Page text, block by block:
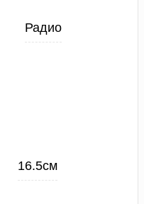
Радио
16.5см